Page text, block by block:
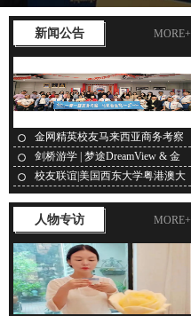
MORE+
新闻公告
金网精英校友马来西亚商务考察
活...
剑桥游学 | 梦途DreamView & 金
网...
校友联谊|美国西东大学粤港澳大
湾...
MORE+
人物专访